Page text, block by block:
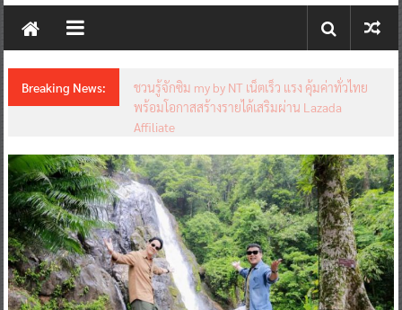
New
Breaking News:
ชวนรู้จักซิม my by NT เน็ตเร็ว แรง คุ้มค่าทั่วไทย
พร้อมโอกาสสร้างรายได้เสริมผ่าน Lazada
Affiliate